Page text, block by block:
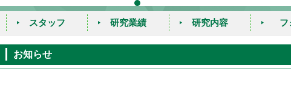
スタッフ
教授
助教
研究業績 研究内容 フ
お知らせ